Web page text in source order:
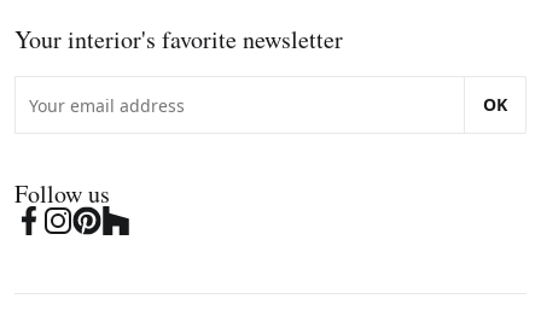
Your interior's favorite newsletter
OK
Follow us